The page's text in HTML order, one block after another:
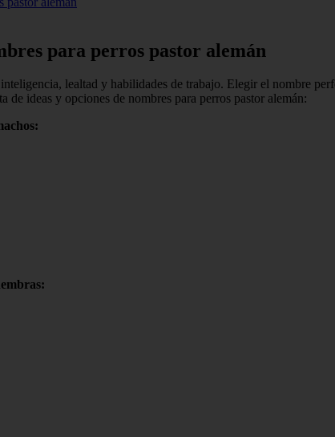
para perros pastor alemán
lealtad y habilidades de trabajo. Elegir el nombre
de ideas y opciones de nombres para perros pastor alemán: